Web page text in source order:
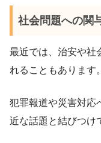
社会問題への関
最近では、治安や社
れることもあります。
犯罪報道や災害対応
近な話題と結びつけ